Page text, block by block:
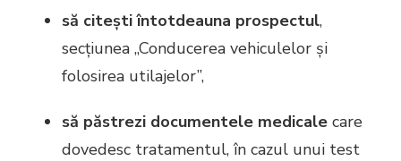
să citești întotdeauna prospectul,
secțiunea „Conducerea vehiculelor și
folosirea utilajelor”,
să păstrezi documentele medicale care
dovedesc tratamentul, în cazul unui test